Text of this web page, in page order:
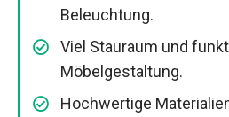
Beleuchtung.
Viel Stauraum und
Möbelgestaltung.
Hochwertige